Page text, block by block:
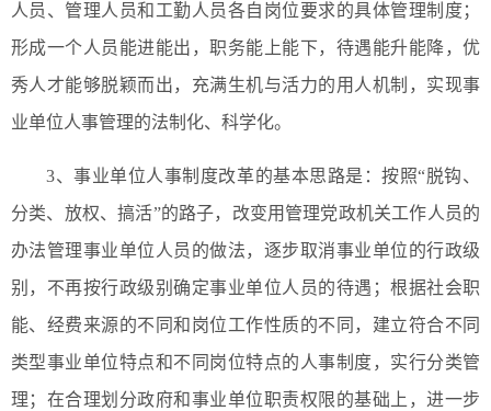
人员、管理人员和工勤人员各自岗位要求的具体管理制度；
形成一个人员能进能出，职务能上能下，待遇能升能降，优
秀人才能够脱颖而出，充满生机与活力的用人机制，实现事
业单位人事管理的法制化、科学化。
3、事业单位人事制度改革的基本思路是：按照“脱钩、
分类、放权、搞活”的路子，改变用管理党政机关工作人员的
办法管理事业单位人员的做法，逐步取消事业单位的行政级
别，不再按行政级别确定事业单位人员的待遇；根据社会职
能、经费来源的不同和岗位工作性质的不同，建立符合不同
类型事业单位特点和不同岗位特点的人事制度，实行分类管
理；在合理划分政府和事业单位职责权限的基础上，进一步